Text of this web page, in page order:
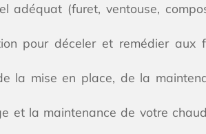
adéquat (furet, ventouse,
pour déceler et remédier aux
la mise en place, de la
et la maintenance de votre